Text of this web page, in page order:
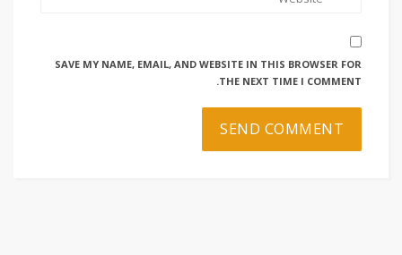
SAVE MY NAME, EMAIL, AND WEBSITE IN THIS BROWSER FOR
THE NEXT TIME I COMMENT.